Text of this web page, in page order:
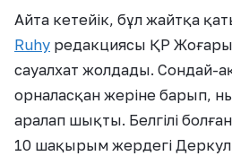
Айта кетейік, бұл жайтқа
Ruhy редакциясы ҚР
сауалхат жолдады. Сондай-
орналасқан жеріне барып,
аралап шықты. Белгілі
10 шақырым жердегі Деркул